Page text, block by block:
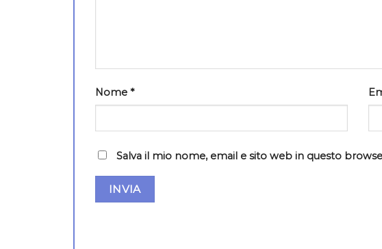
Nome *
Salva il mio nome, email e sito web in questo